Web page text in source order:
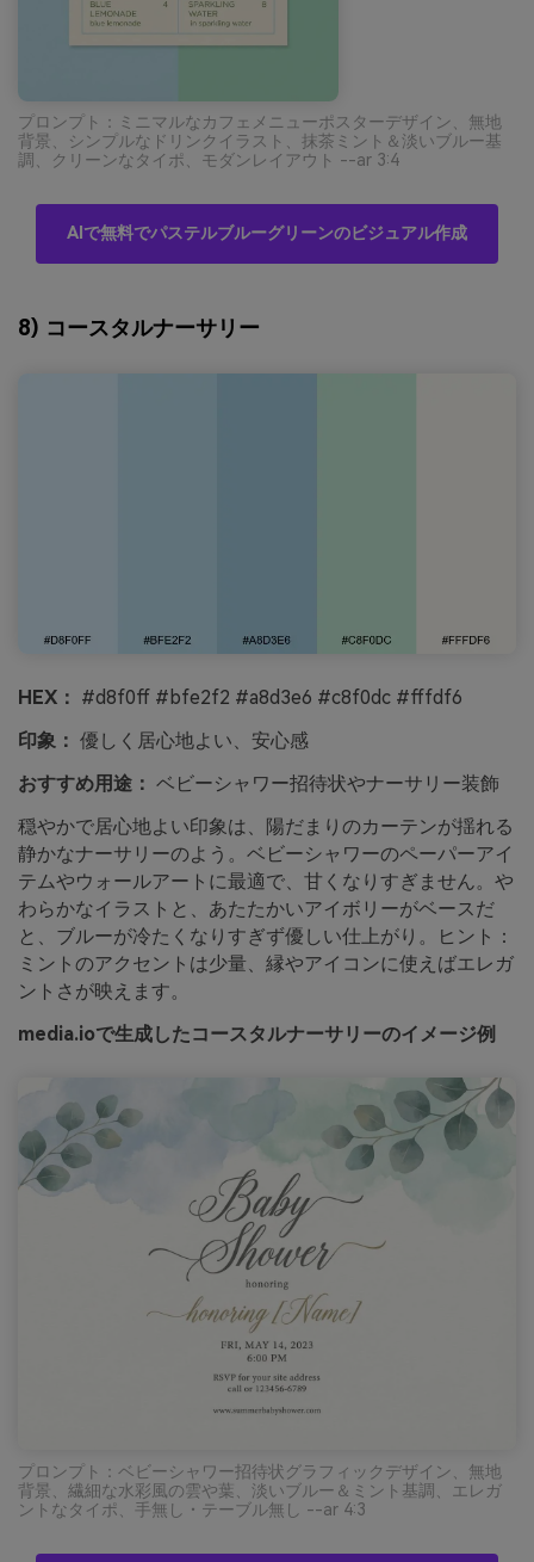
プロンプト：ミニマルなカフェメニューポスターデザイン、無地
背景、シンプルなドリンクイラスト、抹茶ミント＆淡いブルー基
調、クリーンなタイポ、モダンレイアウト --ar 3:4
AIで無料でパステルブルーグリーンのビジュアル作成
8) コースタルナーサリー
HEX： #d8f0ff #bfe2f2 #a8d3e6 #c8f0dc #fffdf6
印象： 優しく居心地よい、安心感
おすすめ用途： ベビーシャワー招待状やナーサリー装飾
穏やかで居心地よい印象は、陽だまりのカーテンが揺れる
静かなナーサリーのよう。ベビーシャワーのペーパーアイ
テムやウォールアートに最適で、甘くなりすぎません。や
わらかなイラストと、あたたかいアイボリーがベースだ
と、ブルーが冷たくなりすぎず優しい仕上がり。ヒント：
ミントのアクセントは少量、縁やアイコンに使えばエレガ
ントさが映えます。
media.ioで生成したコースタルナーサリーのイメージ例
プロンプト：ベビーシャワー招待状グラフィックデザイン、無地
背景、繊細な水彩風の雲や葉、淡いブルー＆ミント基調、エレガ
ントなタイポ、手無し・テーブル無し --ar 4:3